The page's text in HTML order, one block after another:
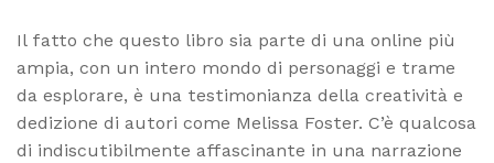
Il fatto che questo libro sia parte di una online più
ampia, con un intero mondo di personaggi e trame
da esplorare, è una testimonianza della creatività e
dedizione di autori come Melissa Foster. C’è qualcosa
di indiscutibilmente affascinante in una narrazione